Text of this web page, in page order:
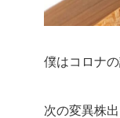
僕はコロナ
次の変異株